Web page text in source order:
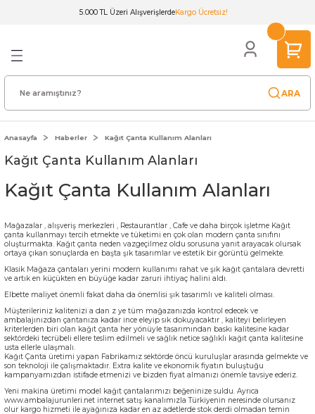
5.000 TL Üzeri AlışverişlerdeKargo Ücretsiz!
Geri Dön
Çanta
Renkli Kağıt Çanta
20x24x10cm
25x31x12cm
32x35x12cm
45x50x13cm
32x33x20cm
Zarf
Kağıt Çanta
Geri Dön
Geri Dön
Konik Tabak
Geri Dön
Kraft
Geri Dön
Geri Dön
& Poşeti
Geri Dön
& Tabak
Kapak
Geri Dön
Çatal Kaşık
Bıçak
Poşet
Geri Dön
ARA
Anasayfa Haberler Kağıt Çanta Kullanım Alanları
Kağıt Çanta Kullanım Alanları
Kağıt Çanta Kullanım Alanları
Mağazalar , alışveriş merkezleri , Restaurantlar , Cafe ve daha birçok işletme Kağıt
çanta kullanmayı tercih etmekte ve tüketimi en çok olan modern çanta sınıfını
oluşturmakta. Kağıt çanta neden vazgeçilmez oldu sorusuna yanıt arayacak olursak
ortaya çıkan sonuçlarda en başta şık tasarımlar ve estetik bir görüntü gelmekte.
Klasik Mağaza çantaları yerini modern kullanımı rahat ve şık kağıt çantalara devretti
ve artık en küçükten en büyüğe kadar zaruri ihtiyaç halini aldı.
Elbette maliyet önemli fakat daha da önemlisi şık tasarımlı ve kaliteli olması.
Müşterileriniz kalitenizi a dan z ye tüm mağazanızda kontrol edecek ve
ambalajınızdan çantanıza kadar ince eleyip sık dokuyacaktır , kaliteyi belirleyen
kriterlerden biri olan kağıt çanta her yönüyle tasarımından baskı kalitesine kadar
sektördeki tecrübeli ellere teslim edilmeli ve sağlık netice sağlıklı kağıt çanta kalitesine
usta ellerle ulaşmalı.
Kağıt Çanta üretimi yapan Fabrikamız sektörde öncü kuruluşlar arasında gelmekte ve
son teknoloji ile çalışmaktadır. Extra kalite ve ekonomik fiyatın buluştuğu
kampanyamızdan istifade etmenizi ve bizden fiyat almanızı önemle tavsiye ederiz.
Yeni makina üretimi model kağıt çantalarımızı beğeninize suldu. Ayrıca
www.ambalajurunleri.net internet satış kanalımızla Türkiyenin neresinde olursanız
olur kargo hizmeti ile ayağınıza kadar en az adetlerde stok derdi olmadan temin